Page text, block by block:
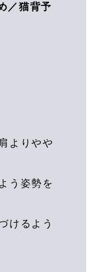
／猫背予
よりやや
う姿勢を
けるよう